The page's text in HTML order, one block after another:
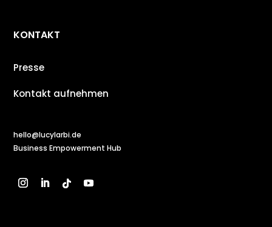
KONTAKT
Presse
Kontakt aufnehmen
hello@lucylarbi.de
Business Empowerment Hub